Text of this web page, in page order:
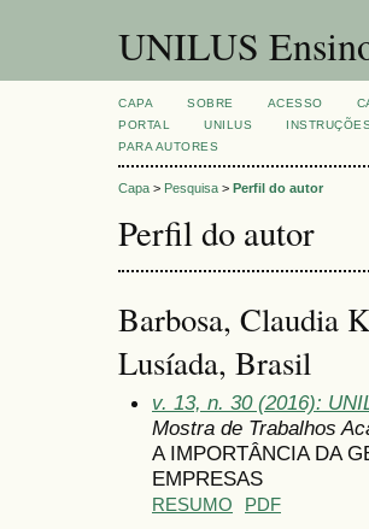
UNILUS
CAPA SOBRE ACESSO
PORTAL
UNILUS
PARA AUTORES
Capa > Pesquisa > Perfil do autor
Perfil do autor
Barbosa, Claudia
Lusíada, Brasil
v. 13, n. 30 (2016):
Mostra de Trabalhos
A IMPORTÂNCIA DA
EMPRESAS
RESUMO PDF